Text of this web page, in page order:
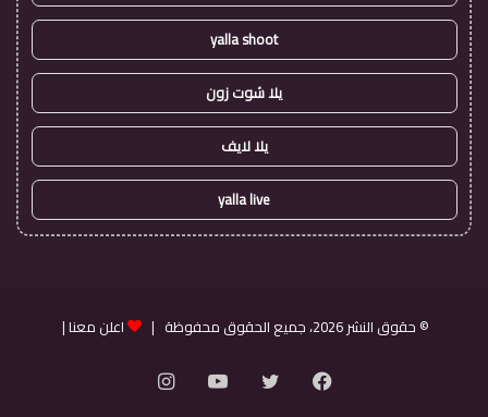
yalla shoot
يلا شوت زون
يلا لايف
yalla live
© حقوق النشر 2026، جميع الحقوق محفوظة | اعلن معنا |
فيسبوك يوتيوبانستقرام